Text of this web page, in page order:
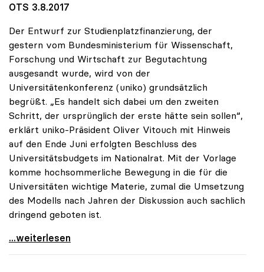
OTS 3.8.2017
Der Entwurf zur Studienplatzfinanzierung, der
gestern vom Bundesministerium für Wissenschaft,
Forschung und Wirtschaft zur Begutachtung
ausgesandt wurde, wird von der
Universitätenkonferenz (uniko) grundsätzlich
begrüßt. „Es handelt sich dabei um den zweiten
Schritt, der ursprünglich der erste hätte sein sollen“,
erklärt uniko-Präsident Oliver Vitouch mit Hinweis
auf den Ende Juni erfolgten Beschluss des
Universitätsbudgets im Nationalrat. Mit der Vorlage
komme hochsommerliche Bewegung in die für die
Universitäten wichtige Materie, zumal die Umsetzung
des Modells nach Jahren der Diskussion auch sachlich
dringend geboten ist.
uniko zu Studienplatzfinanzierung: „Erster Schritt
...weiterlesen